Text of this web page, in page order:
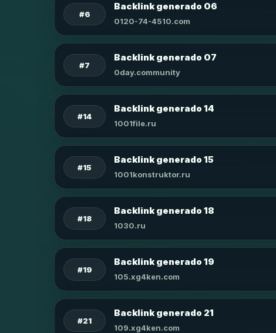
#6
Backlink generado 06
0120-74-4510.com
#7
Backlink generado 07
0day.community
#14
Backlink generado 14
1001file.ru
#15
Backlink generado 15
1001konstruktor.ru
#18
Backlink generado 18
1030.ru
#19
Backlink generado 19
105.xg4ken.com
#21
Backlink generado 21
109.xg4ken.com